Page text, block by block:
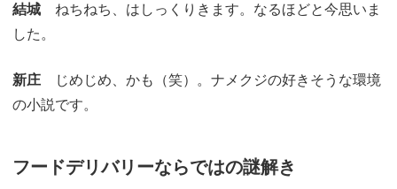
結城 ねちねち、はしっくりきます。なるほどと今思いま
した。
新庄 じめじめ、かも（笑）。ナメクジの好きそうな環境
の小説です。
フードデリバリーならではの謎解き